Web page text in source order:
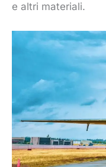
e altri materiali.